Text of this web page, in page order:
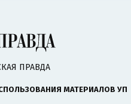
ПРАВДА
МАТЕРИАЛОВ УП